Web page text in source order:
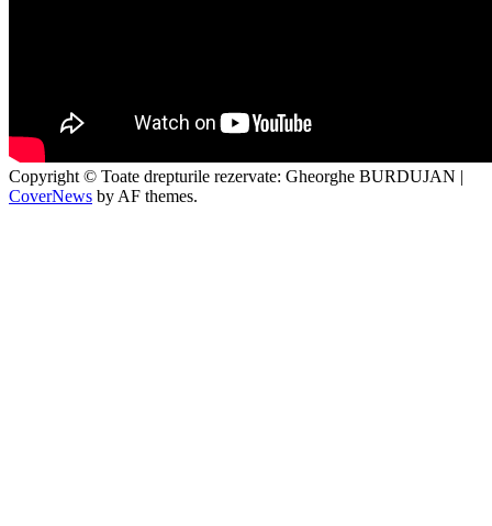
Copyright © Toate drepturile rezervate: Gheorghe BURDUJAN |
CoverNews by AF themes.